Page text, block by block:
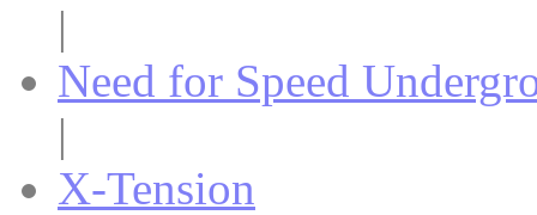
|
Need for Speed
|
X-Tension